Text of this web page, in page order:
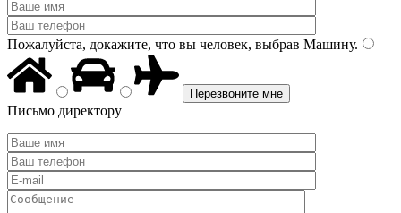
Пожалуйста, докажите, что вы человек, выбрав Машину.
Письмо директору